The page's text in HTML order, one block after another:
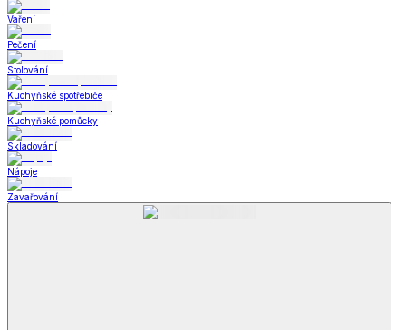
Vaření
Pečení
Stolování
Kuchyňské spotřebiče
Kuchyňské pomůcky
Skladování
Nápoje
Zavařování